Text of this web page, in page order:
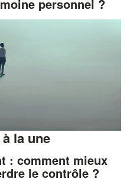
personnel ?
la une
: comment mieux
le contrôle ?